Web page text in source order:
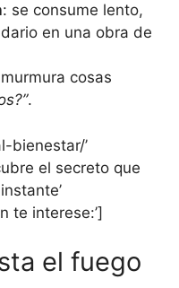
: se consume lento,
en una obra de
cosas
.
bienestar/’
el secreto que
te interese:’]
el fuego